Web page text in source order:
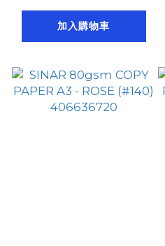
(#160)
406636950
加入購物車